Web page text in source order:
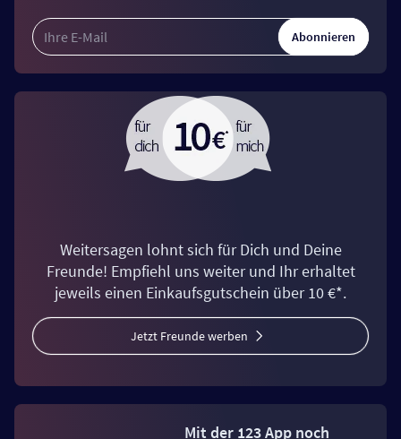
Abonnieren
Weitersagen lohnt sich für Dich und Deine
Freunde! Empfiehl uns weiter und Ihr erhaltet
jeweils einen Einkaufsgutschein über 10 €*.
Jetzt Freunde werben
Mit der 123 App noch